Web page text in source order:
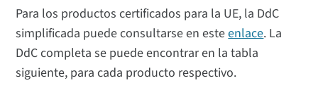
Para los productos certificados para la UE, la DdC
simplificada puede consultarse en esteenlace. La
DdC completa se puede encontrar en la tabla
siguiente, para cada producto respectivo.